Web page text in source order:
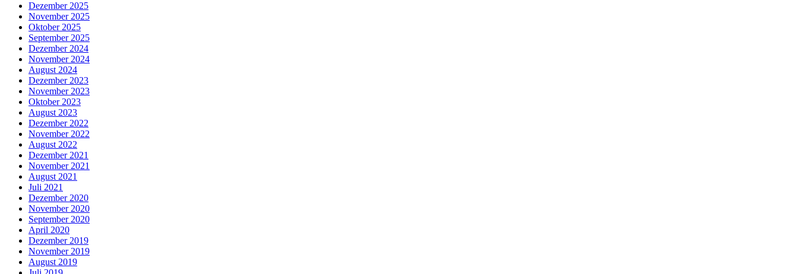
Dezember 2025
November 2025
Oktober 2025
September 2025
Dezember 2024
November 2024
August 2024
Dezember 2023
November 2023
Oktober 2023
August 2023
Dezember 2022
November 2022
August 2022
Dezember 2021
November 2021
August 2021
Juli 2021
Dezember 2020
November 2020
September 2020
April 2020
Dezember 2019
November 2019
August 2019